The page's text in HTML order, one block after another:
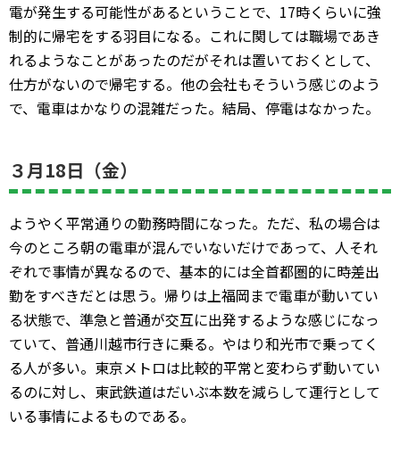
電が発生する可能性があるということで、17時くらいに強
制的に帰宅をする羽目になる。これに関しては職場であき
れるようなことがあったのだがそれは置いておくとして、
仕方がないので帰宅する。他の会社もそういう感じのよう
で、電車はかなりの混雑だった。結局、停電はなかった。
３月18日（金）
ようやく平常通りの勤務時間になった。ただ、私の場合は
今のところ朝の電車が混んでいないだけであって、人それ
ぞれで事情が異なるので、基本的には全首都圏的に時差出
勤をすべきだとは思う。帰りは上福岡まで電車が動いてい
る状態で、準急と普通が交互に出発するような感じになっ
ていて、普通川越市行きに乗る。やはり和光市で乗ってく
る人が多い。東京メトロは比較的平常と変わらず動いてい
るのに対し、東武鉄道はだいぶ本数を減らして運行として
いる事情によるものである。